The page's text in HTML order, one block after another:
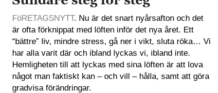
FöRETAGSNYTT. Nu är det snart nyårsafton och det
är ofta förknippat med löften inför det nya året. Ett
“bättre” liv, mindre stress, gå ner i vikt, sluta röka… Vi
har alla varit där och ibland lyckas vi, ibland inte.
Hemligheten till att lyckas med sina löften är att lova
något man faktiskt kan – och vill – hålla, samt att göra
gradvisa förändringar.